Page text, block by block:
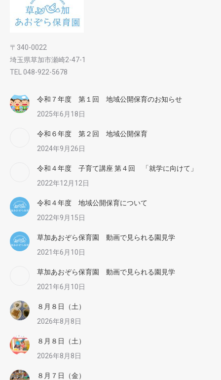
〒340-0022
埼玉県草加市瀬崎2-47-1
TEL 048-922-5678
令和７年度 第１回 地域公開保育のお知らせ
2025年6月18日
令和６年度 第２回 地域公開保育
2024年9月26日
令和４年度 子育て講座 第４回 「就学に向けて」
2022年12月12日
令和４年度 地域公開保育について
2022年9月15日
草加あおぞら保育園 動画で見られる園見学
2021年6月10日
草加あおぞら保育園 動画で見られる園見学
2021年6月10日
８月８日（土）
2026年8月8日
８月８日（土）
2026年8月8日
８月７日（金）